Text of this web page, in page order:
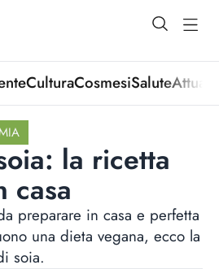
open
CulturaCosmesiSalute
la ricetta
casa
preparare in casa e perfetta
una dieta vegana, ecco la
soia.